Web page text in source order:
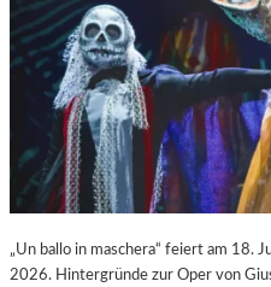
„Un ballo in maschera“ feiert am 18.
2026. Hintergründe zur Oper von